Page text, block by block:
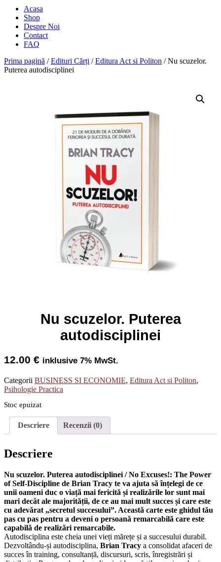
Acasa
Shop
Despre Noi
Contact
FAQ
Prima pagină /Edituri Cărți /Editura Act si Politon / Nu scuzelor.
Puterea autodisciplinei
Nu scuzelor. Puterea
autodisciplinei
12.00 € inklusive 7% MwSt.
Categorii BUSINESS SI ECONOMIE, Editura Act si Politon,
Psihologie Practica
Stoc epuizat
Descriere Recenzii (0)
Descriere
Nu scuzelor. Puterea autodisciplinei / No Excuses!: The Power
of Self-Discipline de Brian Tracy te va ajuta să înțelegi de ce
unii oameni duc o viață mai fericită și realizările lor sunt mai
mari decât ale majorității, de ce au mai mult succes și care este
cu adevărat „secretul succesului”. Această carte este ghidul tău
pas cu pas pentru a deveni o persoană remarcabilă care este
capabilă de realizări remarcabile.
Autodisciplina este cheia unei vieți mărețe și a succesului durabil.
Dezvoltându-și autodisciplina, Brian Tracy a consolidat afaceri de
succes în training, consultanță, discursuri, scris, înregistrări și